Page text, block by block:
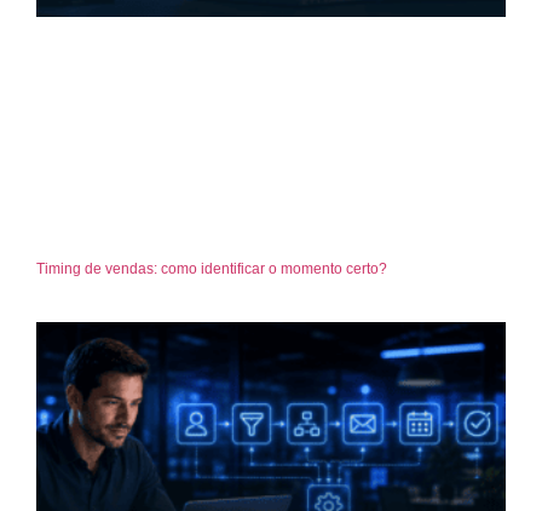
Timing de vendas: como identificar o momento certo?